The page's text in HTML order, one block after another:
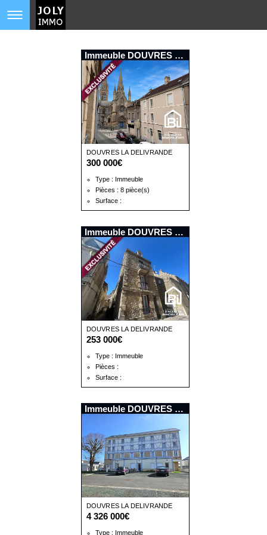
Immeuble DOUVRES LA DELIVRANDE
DOUVRES LA DELIVRANDE
300 000€
Type : Immeuble
Pièces : 8 pièce(s)
Surface :
Immeuble DOUVRES LA DELIVRANDE
DOUVRES LA DELIVRANDE
253 000€
Type : Immeuble
Pièces :
Surface :
Immeuble DOUVRES LA DELIVRANDE
DOUVRES LA DELIVRANDE
4 326 000€
Type : Immeuble